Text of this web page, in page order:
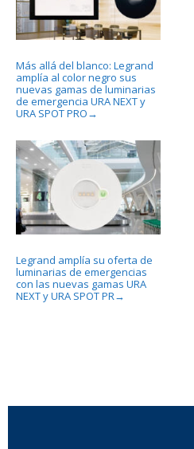
Más allá del blanco: Legrand
amplía al color negro sus
nuevas gamas de luminarias
de emergencia URA NEXT y
URA SPOT PRO →
Legrand amplía su oferta de
luminarias de emergencias
con las nuevas gamas URA
NEXT y URA SPOT PR→